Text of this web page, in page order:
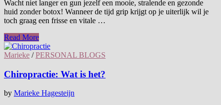
Wacht niet langer en gun jezelf een mooie, stralende en gezonde
huid zonder botox! Wanneer de tijd grip krijgt op je uiterlijk wil je
toch graag een frisse en vitale …
Read More
Marieke /PERSONAL BLOGS
Chiropractie: Wat is het?
by Marieke Hagesteijn